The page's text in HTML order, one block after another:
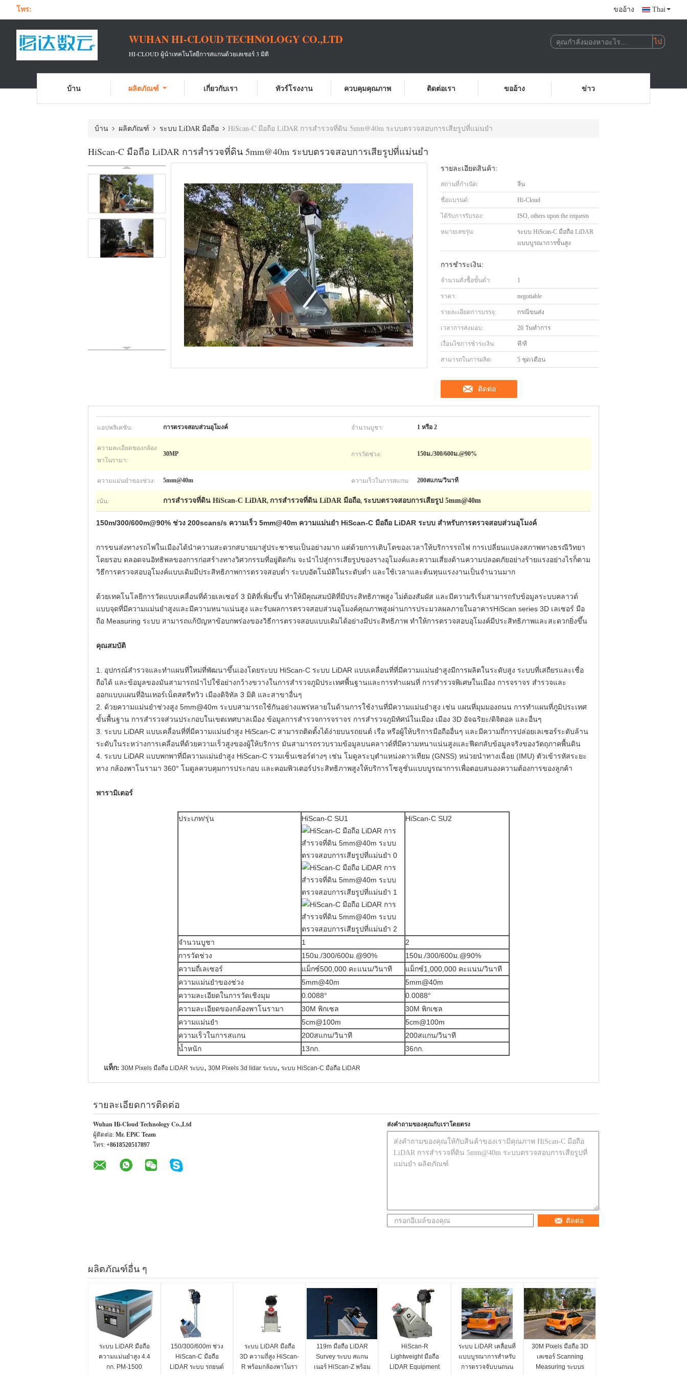
โทร: ขออ้าง Thai
WUHAN HI-CLOUD TECHNOLOGY CO.,LTD
HI-CLOUD ผู้นำเทคโนโลยีการสแกนด้วยเลเซอร์ 3 มิติ
บ้าน ผลิตภัณฑ์ เกี่ยวกับเรา ทัวร์โรงงาน ควบคุมคุณภาพ ติดต่อเรา ขออ้าง ข่าว
บ้าน ผลิตภัณฑ์ ระบบ LiDAR มือถือ HiScan-C มือถือ LiDAR การสำรวจที่ดิน 5mm@40m ระบบตรวจสอบการเสียรูปที่แม่นยำ
HiScan-C มือถือ LiDAR การสำรวจที่ดิน 5mm@40m ระบบตรวจสอบการเสียรูปที่แม่นยำ
รายละเอียดสินค้า:
สถานที่กำเนิด: จีน
ชื่อแบรนด์: Hi-Cloud
ได้รับการรับรอง: ISO, others upon the requests
หมายเลขรุ่น:
ระบบ HiScan-C มือถือ LiDAR
แบบบูรณาการขั้นสูง
การชำระเงิน:
จำนวนสั่งซื้อขั้นต่ำ: 1
ราคา: negotiable
รายละเอียดการบรรจุ: กรณีขนส่ง
เวลาการส่งมอบ: 20 วันทำการ
เงื่อนไขการชำระเงิน: ที/ที
สามารถในการผลิต: 5 ชุด/เดือน
ติดต่อ
แอปพลิเคชัน: การตรวจสอบส่วนอุโมงค์ จำนวนบูชา: 1 หรือ 2
ความละเอียดของกล้อง
พาโนรามา:
30MP การวัดช่วง: 150ม./300/600ม.@90%
ความแม่นยำของช่วง: 5mm@40m ความเร็วในการสแกน: 200สแกน/วินาที
เน้น: การสำรวจที่ดิน HiScan-C LiDAR, การสำรวจที่ดิน LiDAR มือถือ, ระบบตรวจสอบการเสียรูป 5mm@40m
150m/300/600m@90% ช่วง 200scans/s ความเร็ว 5mm@40m ความแม่นยำ HiScan-C มือถือ LiDAR ระบบ สำหรับการตรวจสอบส่วนอุโมงค์
การขนส่งทางรถไฟในเมืองได้นำความสะดวกสบายมาสู่ประชาชนเป็นอย่างมาก แต่ด้วยการเติบโตของเวลาให้บริการรถไฟ การเปลี่ยนแปลงสภาพทางธรณีวิทยา
โดยรอบ ตลอดจนอิทธิพลของการก่อสร้างทางวิศวกรรมที่อยู่ติดกัน จะนำไปสู่การเสียรูปของรางอุโมงค์และความเสี่ยงด้านความปลอดภัยอย่างร้ายแรงอย่างไรก็ตาม
วิธีการตรวจสอบอุโมงค์แบบเดิมมีประสิทธิภาพการตรวจสอบต่ำ ระบบอัตโนมัติในระดับต่ำ และใช้เวลาและต้นทุนแรงงานเป็นจำนวนมาก
ด้วยเทคโนโลยีการวัดแบบเคลื่อนที่ด้วยเลเซอร์ 3 มิติที่เพิ่มขึ้น ทำให้มีคุณสมบัติที่มีประสิทธิภาพสูง ไม่ต้องสัมผัส และมีความริเริ่มสามารถรับข้อมูลระบบคลาวด์
แบบจุดที่มีความแม่นยำสูงและมีความหนาแน่นสูง และรับผลการตรวจสอบส่วนอุโมงค์คุณภาพสูงผ่านการประมวลผลภายในอาคารHiScan series 3D เลเซอร์ มือ
ถือ Measuring ระบบ สามารถแก้ปัญหาข้อบกพร่องของวิธีการตรวจสอบแบบเดิมได้อย่างมีประสิทธิภาพ ทำให้การตรวจสอบอุโมงค์มีประสิทธิภาพและสะดวกยิ่งขึ้น
คุณสมบัติ
1. อุปกรณ์สำรวจและทำแผนที่ใหม่ที่พัฒนาขึ้นเองโดยระบบ HiScan-C ระบบ LiDAR แบบเคลื่อนที่ที่มีความแม่นยำสูงมีการผลิตในระดับสูง ระบบที่เสถียรและเชื่อ
ถือได้ และข้อมูลของมันสามารถนำไปใช้อย่างกว้างขวางในการสำรวจภูมิประเทศพื้นฐานและการทำแผนที่ การสำรวจพิเศษในเมือง การจราจร สำรวจและ
ออกแบบแผนที่อินเทอร์เน็ตสตรีทวิว เมืองดิจิทัล 3 มิติ และสาขาอื่นๆ
2. ด้วยความแม่นยำช่วงสูง 5mm@40m ระบบสามารถใช้กันอย่างแพร่หลายในด้านการใช้งานที่มีความแม่นยำสูง เช่น แผนที่มุมมองถนน การทำแผนที่ภูมิประเทศ
ขั้นพื้นฐาน การสำรวจส่วนประกอบในเขตเทศบาลเมือง ข้อมูลการสำรวจการจราจร การสำรวจภูมิทัศน์ในเมือง เมือง 3D อัจฉริยะ/ดิจิตอล และอื่นๆ
3. ระบบ LiDAR แบบเคลื่อนที่ที่มีความแม่นยำสูง HiScan-C สามารถติดตั้งได้ง่ายบนรถยนต์ เรือ หรือผู้ให้บริการมือถืออื่นๆ และมีความถี่การปล่อยเลเซอร์ระดับล้าน
ระดับในระหว่างการเคลื่อนที่ด้วยความเร็วสูงของผู้ให้บริการ มันสามารถรวบรวมข้อมูลบนคลาวด์ที่มีความหนาแน่นสูงและฟีดกลับข้อมูลจริงของวัตถุภาคพื้นดิน
4. ระบบ LiDAR แบบพกพาที่มีความแม่นยำสูง HiScan-C รวมเซ็นเซอร์ต่างๆ เช่น โมดูลระบุตำแหน่งดาวเทียม (GNSS) หน่วยนำทางเฉื่อย (IMU) ตัวเข้ารหัสระยะ
ทาง กล้องพาโนรามา 360° โมดูลควบคุมการประกอบ และคอมพิวเตอร์ประสิทธิภาพสูงให้บริการโซลูชั่นแบบบูรณาการเพื่อตอบสนองความต้องการของลูกค้า
พารามิเตอร์
ประเภท/รุ่น HiScan-C SU1 HiScan-C SU2
จำนวนบูชา 1
2
การวัดช่วง
150ม./300/600ม.@90%
150ม./300/600ม.@90%
ความถี่เลเซอร์
แม็กซ์500,000 คะแนน/วินาที
แม็กซ์1,000,000 คะแนน/วินาที
ความแม่นยำของช่วง
5mm@40m
5mm@40m
ความละเอียดในการวัดเชิงมุม
0.0088°
0.0088°
ความละเอียดของกล้องพาโนรามา
30M พิกเซล
30M พิกเซล
ความแม่นยำ
5cm@100m
5cm@100m
ความเร็วในการสแกน
200สแกน/วินาที
200สแกน/วินาที
น้ำหนัก
13กก. 36กก.
แท็ก: 30M Pixels มือถือ LiDAR ระบบ, 30M Pixels 3d lidar ระบบ, ระบบ HiScan-C มือถือ LiDAR
รายละเอียดการติดต่อ
Wuhan Hi-Cloud Technology Co.,Ltd
ผู้ติดต่อ: Mr. EPiC Team
โทร: +8618520517897
ส่งคำถามของคุณกับเราโดยตรง
ติดต่อ
ผลิตภัณฑ์อื่น ๆ
ระบบ LiDAR มือถือ
ความแม่นยำสูง 4.4
กก. PM-1500
150/300/600m ช่วง
HiScan-C มือถือ
LiDAR ระบบ รถยนต์
ระบบ LiDAR มือถือ
3D ความถี่สูง HiScan-
R พร้อมกล้องพาโนรา
119m มือถือ LiDAR
Survey ระบบ สแกน
เนอร์ HiScan-Z พร้อม
HiScan-R
Lightweight มือถือ
LiDAR Equipment
ระบบ LiDAR เคลื่อนที่
แบบบูรณาการสำหรับ
การตรวจจับบนถนน
30M Pixels มือถือ 3D
เลเซอร์ Scanning
Measuring ระบบs